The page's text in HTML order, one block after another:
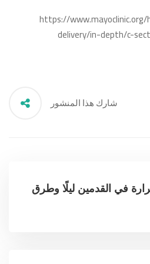
https://
delivery/in-depth/c-
شارك هذا المنشور
في القدمين ليلًا وطرق